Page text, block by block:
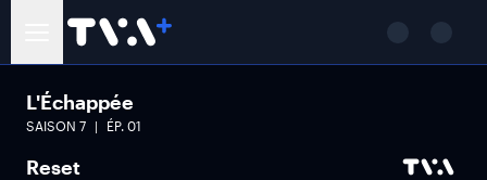
L'Échappée
SAISON 7 ÉP. 01
Reset